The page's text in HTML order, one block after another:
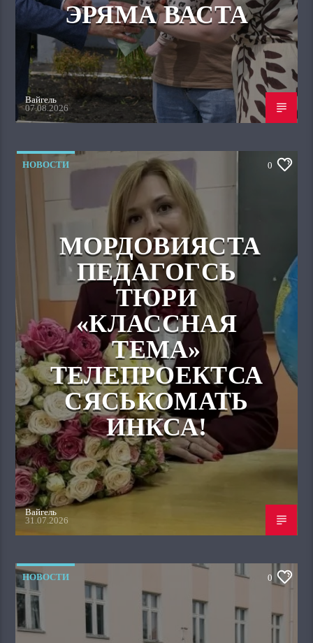
ЭРЯМА ВАСТА
Вайгель
07.08.2026
НОВОСТИ 0
МОРДОВИЯСТА
ПЕДАГОГСЬ
ТЮРИ
«КЛАССНАЯ
ТЕМА»
ТЕЛЕПРОЕКТСА
СЯСЬКОМАТЬ
ИНКСА!
Вайгель
31.07.2026
НОВОСТИ 0